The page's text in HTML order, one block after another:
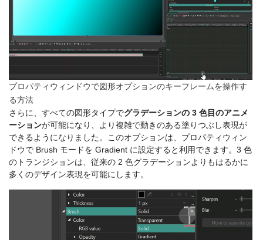
プロパティウィンドウで図形オプションのキーフレームを操作す
る方法
さらに、すべての図形タイプでグラデーションの 3 色目のアニメ
ーションが可能になり、より複雑で動きのある塗りつぶし表現が
できるようになりました。このオプションは、プロパティウィン
ドウで Brush モードを Gradient に設定すると利用できます。3 色
のトランジションは、従来の 2 色グラデーションよりもはるかに
多くのデザイン表現を可能にします。